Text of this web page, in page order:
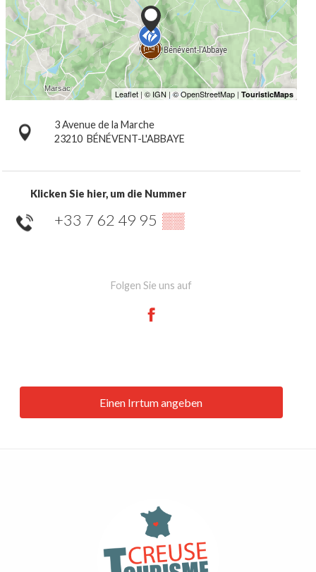
3 Avenue de la Marche
23210 BÉNÉVENT-L'ABBAYE
Klicken Sie hier, um die Nummer
+33 7 62 49 95 ▒▒
Folgen Sie uns auf
Einen Irrtum angeben